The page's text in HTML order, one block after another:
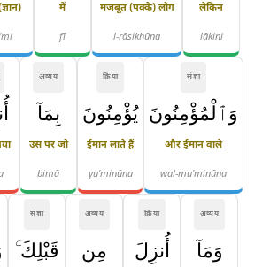
लेकिन
lākini
मज़बूत (पक्के) लोग
l-rāsikhūna
में
fī
संज्ञा
وَٱلْمُؤْمِنُونَ
और ईमान वाले
wal-mu'minūna
क्रिया
يُؤْمِنُونَ
ईमान लाते हैं
yu'minūna
अव्यय
بِمَآ
उस पर जो
bimā
अव्यय
وَمَآ
क्रिया
أُنزِلَ
अव्यय
مِن
संज्ञा
قَبْلِكَ ۚ